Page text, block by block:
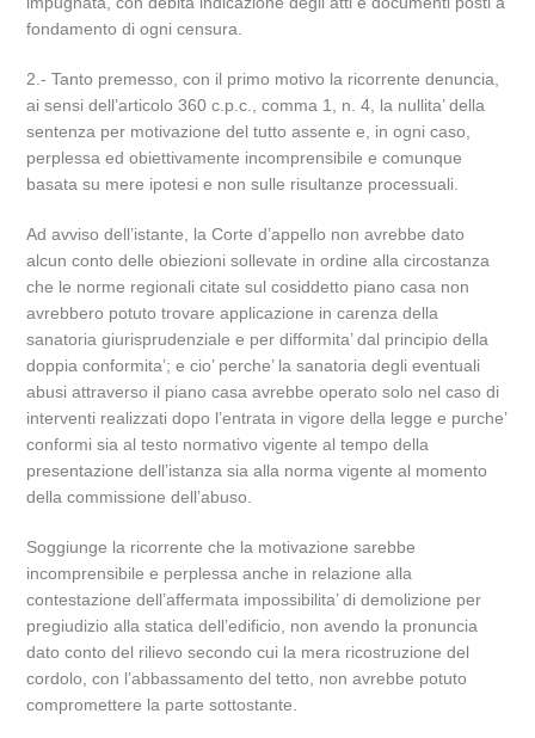
fondamento di ogni censura.
2.- Tanto premesso, con il primo motivo la ricorrente denuncia,
ai sensi dell’articolo 360 c.p.c., comma 1, n. 4, la nullita’ della
sentenza per motivazione del tutto assente e, in ogni caso,
perplessa ed obiettivamente incomprensibile e comunque
basata su mere ipotesi e non sulle risultanze processuali.
Ad avviso dell’istante, la Corte d’appello non avrebbe dato
alcun conto delle obiezioni sollevate in ordine alla circostanza
che le norme regionali citate sul cosiddetto piano casa non
avrebbero potuto trovare applicazione in carenza della
sanatoria giurisprudenziale e per difformita’ dal principio della
doppia conformita’; e cio’ perche’ la sanatoria degli eventuali
abusi attraverso il piano casa avrebbe operato solo nel caso di
interventi realizzati dopo l’entrata in vigore della legge e purche’
conformi sia al testo normativo vigente al tempo della
presentazione dell’istanza sia alla norma vigente al momento
della commissione dell’abuso.
Soggiunge la ricorrente che la motivazione sarebbe
incomprensibile e perplessa anche in relazione alla
contestazione dell’affermata impossibilita’ di demolizione per
pregiudizio alla statica dell’edificio, non avendo la pronuncia
dato conto del rilievo secondo cui la mera ricostruzione del
cordolo, con l’abbassamento del tetto, non avrebbe potuto
compromettere la parte sottostante.